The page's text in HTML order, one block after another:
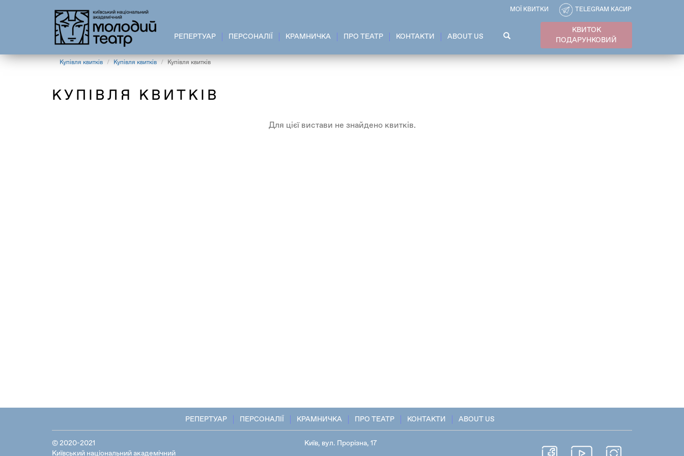
РЕПЕРТУАР ПЕРСОНАЛІЇ КРАМНИЧКА ПРО ТЕАТР КОНТАКТИ ABOUT US
ПОШУКОВА
ФОРМА
КВИТОК
ПОДАРУНКОВИЙ
МОЇ КВИТКИ TELEGRAM КАСИР
Купівля квитків Купівля квитків Купівля квитків
КУПІВЛЯ КВИТКІВ
Для цієї вистави не знайдено квитків.
РЕПЕРТУАР ПЕРСОНАЛІЇ КРАМНИЧКА ПРО ТЕАТР КОНТАКТИ ABOUT US
© 2020-2021
Київський національний академічний
Київ, вул. Прорізна, 17